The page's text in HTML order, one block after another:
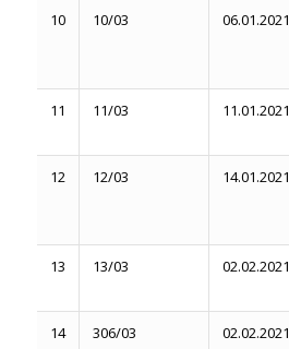
10 10/03 06.01.2021
11 11/03 11.01.2021
12 12/03 14.01.2021
13 13/03 02.02.2021
14 306/03 02.02.2021